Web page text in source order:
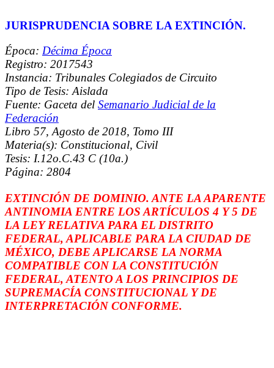
JURISPRUDENCIA SOBRE LA EXTINCIÓN.
Época: Décima Época
Registro: 2017543
Instancia: Tribunales Colegiados de Circuito
Tipo de Tesis: Aislada
Fuente: Gaceta del Semanario Judicial de la
Federación
Libro 57, Agosto de 2018, Tomo III
Materia(s): Constitucional, Civil
Tesis: I.12o.C.43 C (10a.)
Página: 2804
EXTINCIÓN DE DOMINIO. ANTE LA APARENTE
ANTINOMIA ENTRE LOS ARTÍCULOS 4 Y 5 DE
LA LEY RELATIVA PARA EL DISTRITO
FEDERAL, APLICABLE PARA LA CIUDAD DE
MÉXICO, DEBE APLICARSE LA NORMA
COMPATIBLE CON LA CONSTITUCIÓN
FEDERAL, ATENTO A LOS PRINCIPIOS DE
SUPREMACÍA CONSTITUCIONAL Y DE
INTERPRETACIÓN CONFORME.